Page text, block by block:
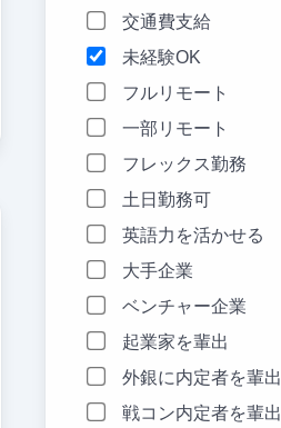
交通費支給
未経験OK
フルリモート
一部リモート
フレックス勤務
土日勤務可
英語力を活かせる
大手企業
ベンチャー企業
起業家を輩出
外銀に内定者を輩出
戦コン内定者を輩出